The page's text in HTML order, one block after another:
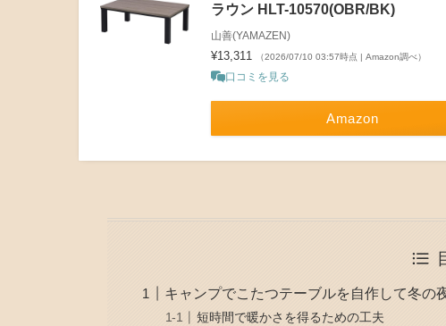
ラウン HLT-10570(OBR/BK)
山善(YAMAZEN)
¥13,311 （2026/07/10 03:57時点 | Amazon調べ）
口コミを見る
Amazon
キャンプでこたつテーブルを自作して冬の
短時間で暖かさを得るための工夫